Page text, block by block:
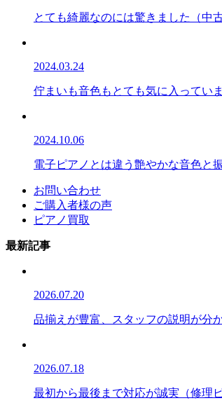
とても綺麗なのには驚きました（中
2024.03.24
佇まいも音色もとても気に入ってい
2024.10.06
電子ピアノとは違う艶やかな音色と
お問い合わせ
ご購入者様の声
ピアノ買取
最新記事
2026.07.20
品揃えが豊富、スタッフの説明が分
2026.07.18
最初から最後まで対応が誠実（修理